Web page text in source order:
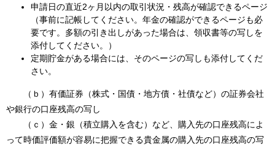
申請日の直近2ヶ月以内の取引状況・残高が確認できるページ
（事前に記帳してください。年金の確認ができるページも必
要です。多額の引き出しがあった場合は、領収書等の写しを
添付してください。）
定期貯金がある場合には、そのページの写しも添付してくだ
さい。
（ｂ）有価証券（株式・国債・地方債・社債など）の証券会社
や銀行の口座残高の写し
（ｃ）金・銀（積立購入を含む）など、購入先の口座残高によ
って時価評価額が容易に把握できる貴金属の購入先の口座残高の写